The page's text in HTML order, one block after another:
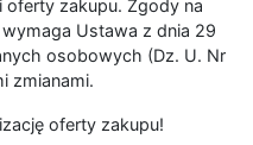
oferty zakupu. Zgody na
Ustawa z dnia 29
osobowych (Dz. U. Nr
zmianami.
oferty zakupu!